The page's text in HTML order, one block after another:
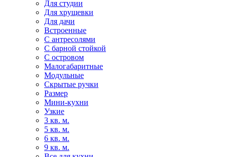
Для студии
Для хрущевки
Для дачи
Встроенные
С антресолями
С барной стойкой
С островом
Малогабаритные
Модульные
Скрытые ручки
Размер
Мини-кухни
Узкие
3 кв. м.
5 кв. м.
6 кв. м.
9 кв. м.